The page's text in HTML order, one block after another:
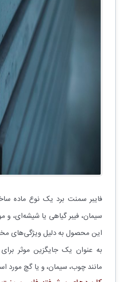
فایبر سمنت برد یک نوع ماده
سیمان، فیبر گیاهی یا شیشه‌ای، و
این محصول به دلیل ویژگی‌های
به عنوان یک جایگزین موثر
مانند چوب، سیمان، و یا گچ مورد